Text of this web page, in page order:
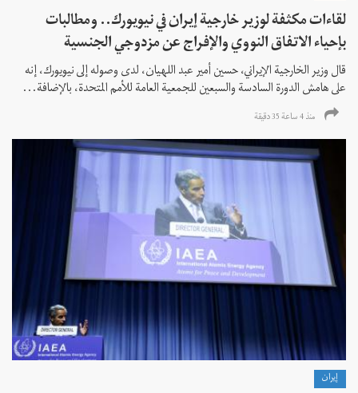
لقاءات مكثفة لوزير خارجية إيران في نيويورك.. ومطالبات
بإحياء الاتفاق النووي والإفراج عن مزدوجي الجنسية
قال وزير الخارجية الإيراني، حسين أمير عبد اللهيان، لدى وصوله إلى نيويورك، إنه
على هامش الدورة السادسة والسبعين للجمعية العامة للأمم المتحدة، بالإضافة...
منذ 4 ساعة 35 دقیقة
إيران